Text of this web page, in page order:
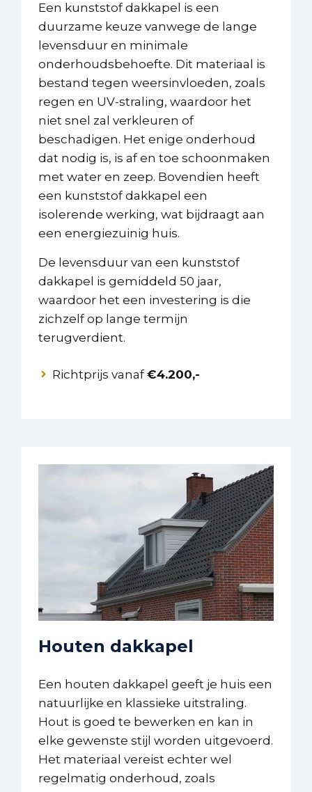
Een kunststof dakkapel is een
duurzame keuze vanwege de lange
levensduur en minimale
onderhoudsbehoefte. Dit materiaal is
bestand tegen weersinvloeden, zoals
regen en UV-straling, waardoor het
niet snel zal verkleuren of
beschadigen. Het enige onderhoud
dat nodig is, is af en toe schoonmaken
met water en zeep. Bovendien heeft
een kunststof dakkapel een
isolerende werking, wat bijdraagt aan
een energiezuinig huis.
De levensduur van een kunststof
dakkapel is gemiddeld 50 jaar,
waardoor het een investering is die
zichzelf op lange termijn
terugverdient.
Richtprijs vanaf€4.200,-
Houten dakkapel
Een houten dakkapel geeft je huis een
natuurlijke en klassieke uitstraling.
Hout is goed te bewerken en kan in
elke gewenste stijl worden uitgevoerd.
Het materiaal vereist echter wel
regelmatig onderhoud, zoals